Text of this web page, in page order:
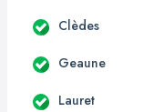
Clèdes
Geaune
Lauret